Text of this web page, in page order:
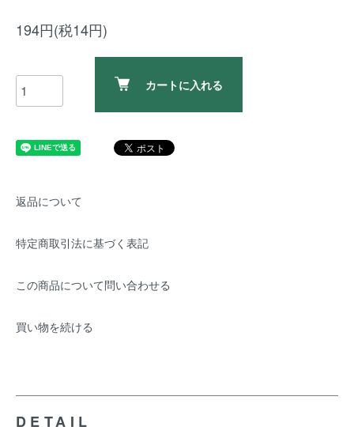
194円(税14円)
カートに入れる
返品について
特定商取引法に基づく表記
この商品について問い合わせる
買い物を続ける
DETAIL